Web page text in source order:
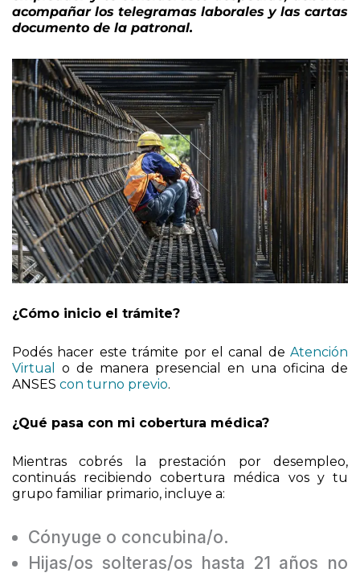
Si hubo un cruce de telegramas con el
empleador y te consideraste despedido, deberás
acompañar los telegramas laborales y las cartas
Podés hacer este trámite por el canal deAtención
Virtual o de manera presencial en una oficina de
Mientras cobrés la prestación por desempleo,
continuás recibiendo cobertura médica vos y tu
Cónyuge o concubina/o.